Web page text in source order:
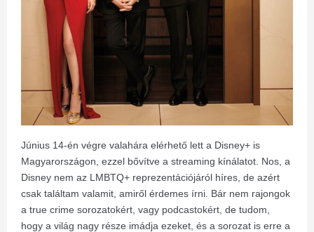
Június 14-én végre valahára elérhető lett a Disney+ is
Magyarországon, ezzel bővítve a streaming kínálatot. Nos, a
Disney nem az LMBTQ+ reprezentációjáról híres, de azért
csak találtam valamit, amiről érdemes írni. Bár nem rajongok
a true crime sorozatokért, vagy podcastokért, de tudom,
hogy a világ nagy része imádja ezeket, és a sorozat is erre a